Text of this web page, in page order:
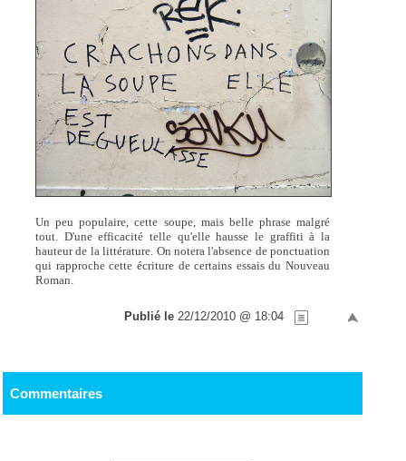
Un peu populaire, cette soupe, mais belle phrase malgré
tout. D'une efficacité telle qu'elle hausse le graffiti à la
hauteur de la littérature. On notera l'absence de ponctuation
qui rapproche cette écriture de certains essais du Nouveau
Roman.
Publié le 22/12/2010 @ 18:04
Commentaires